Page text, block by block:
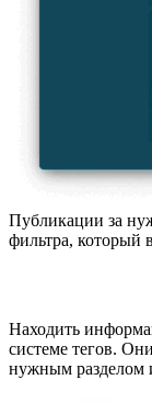
Публикации за
фильтра, который
Находить
системе тегов.
нужным разделом